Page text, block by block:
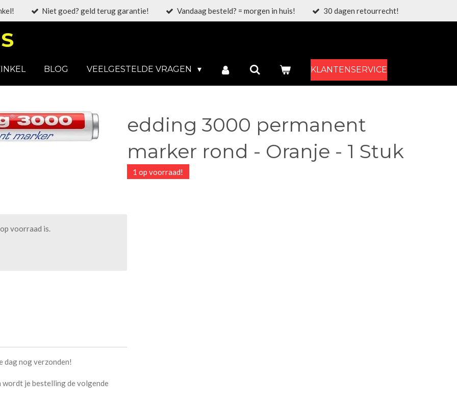
Niet goed? geld terug garantie! Vandaag besteld? = morgen in huis! 30 dagen retourrecht!
BLOG VEELGESTELDE VRAGEN KLANTENSERVICE
edding 3000 permanent
marker rond - Oranje - 1 Stuk
1 op voorraad!
voorraad is.
dag nog verzonden!
wordt je bestelling de volgende